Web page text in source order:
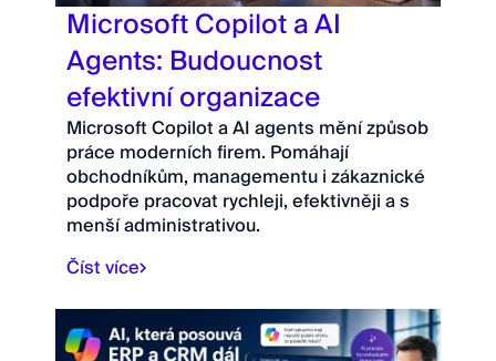
Microsoft Copilot a AI
Agents: Budoucnost
efektivní organizace
Microsoft Copilot a AI agents mění způsob
práce moderních firem. Pomáhají
obchodníkům, managementu i zákaznické
podpoře pracovat rychleji, efektivněji a s
menší administrativou.
Číst více